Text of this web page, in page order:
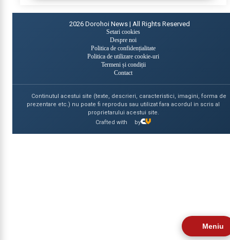
Meniu
2026 Dorohoi News | All Rights Reserved
Setari cookies
Despre noi
Politica de confidențialitate
Politica de utilizare cookie-uri
Termeni și condiții
Contact
Continutul acestui site (texte, descrieri, caracteristici, imagini, forma de
prezentare etc.) nu poate fi reprodus sau utilizat fara acordul in scris al
proprietarului acestui site.
Crafted with
by